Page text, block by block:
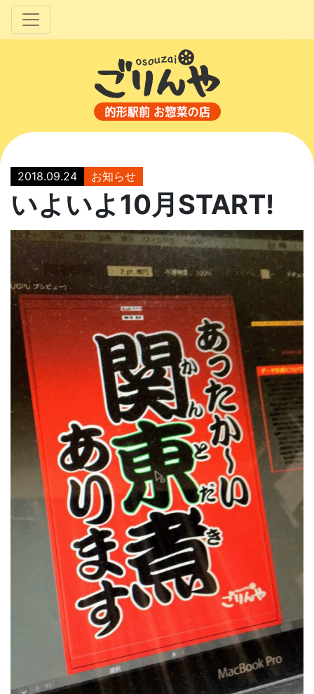
2018.09.24 お知らせ
いよいよ10月START!